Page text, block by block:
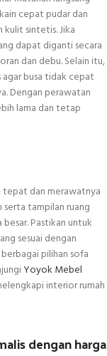
cepat pudar dan
sintetis. Jika
dapat diganti secara
dan debu. Selain itu,
agar busa tidak cepat
Dengan perawatan
lama dan tetap
tepat dan merawatnya
tampilan ruang
Pastikan untuk
sesuai dengan
pilihan sofa
Yoyok Mebel
interior rumah
dengan harga